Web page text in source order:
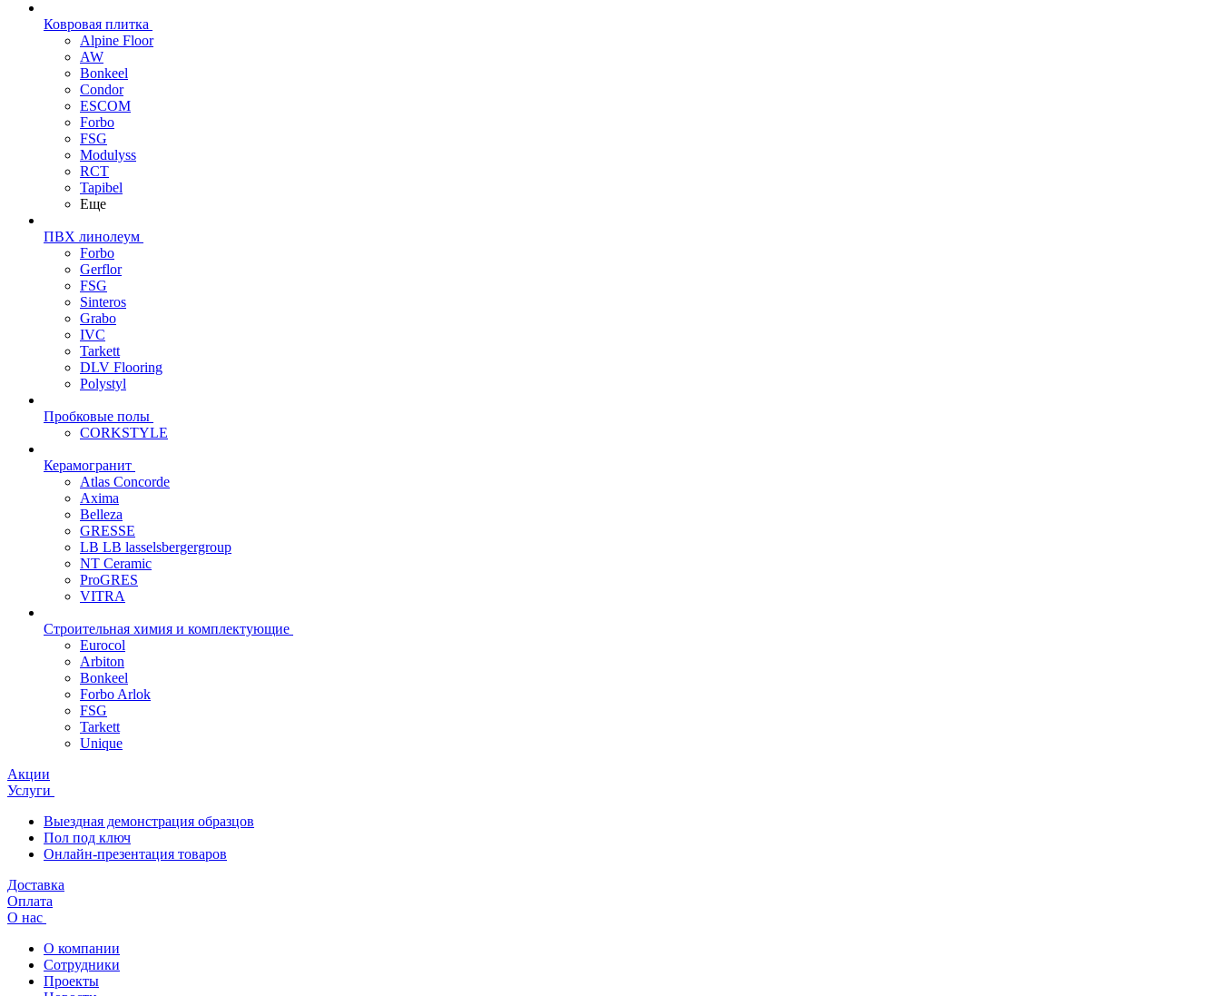
Ковровая плитка
Alpine Floor
AW
Bonkeel
Condor
ESCOM
Forbo
FSG
Modulyss
RCT
Tapibel
Еще
ПВХ линолеум
Forbo
Gerflor
FSG
Sinteros
Grabo
IVC
Tarkett
DLV Flooring
Polystyl
Пробковые полы
CORKSTYLE
Керамогранит
Atlas Concorde
Axima
Belleza
GRESSE
LB LB lasselsbergergroup
NT Ceramic
ProGRES
VITRA
Строительная химия и комплектующие
Eurocol
Arbiton
Bonkeel
Forbo Arlok
FSG
Tarkett
Unique
Акции
Услуги
Выездная демонстрация образцов
Пол под ключ
Онлайн-презентация товаров
Доставка
Оплата
О нас
О компании
Сотрудники
Проекты